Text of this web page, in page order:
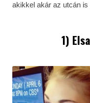
akikkel akár az utcán is
1)